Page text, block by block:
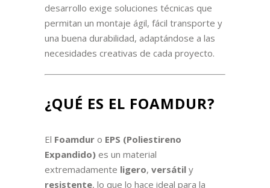
desarrollo exige soluciones técnicas que
permitan un montaje ágil, fácil transporte y
una buena durabilidad, adaptándose a las
necesidades creativas de cada proyecto.
¿QUÉ ES EL FOAMDUR?
El Foamdur o EPS (Poliestireno
Expandido) es un material
extremadamente ligero, versátil y
resistente, lo que lo hace ideal para la